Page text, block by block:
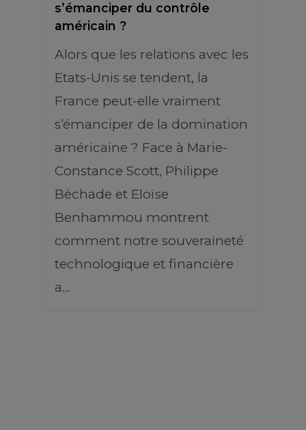
s’émanciper du contrôle
américain ?
Alors que les relations avec les
Etats-Unis se tendent, la
France peut-elle vraiment
s’émanciper de la domination
américaine ? Face à Marie-
Constance Scott, Philippe
Béchade et Eloïse
Benhammou montrent
comment notre souveraineté
technologique et financière
a…